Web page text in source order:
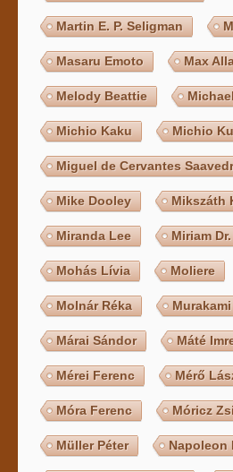
Martin E. P. Seligman
Masaru Emoto Max
Melody Beattie
Michio Kaku Michio
Miguel de Cervantes
Mike Dooley Mikszáth
Miranda Lee Miriam
Mohás Lívia Moliere
Molnár Réka
Márai Sándor Máté
Mérei Ferenc Mérő
Móra Ferenc Móricz
Müller Péter Napoleon